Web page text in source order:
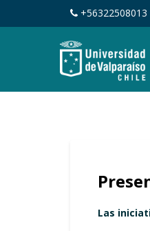
+56322508013
Las